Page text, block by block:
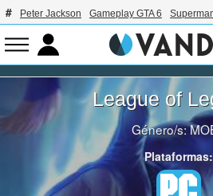
Peter Jackson Gameplay GTA 6
League of
Género/s:
Plataformas: